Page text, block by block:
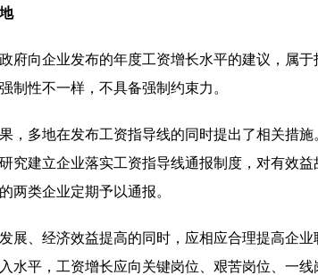
府向企业发布的年度工资增长水平的建议，属于
制性不一样，不具备强制约束力。
，多地在发布工资指导线的同时提出了相关措施
究建立企业落实工资指导线通报制度，对有效益
两类企业定期予以通报。
展、经济效益提高的同时，应相应合理提高企业
水平，工资增长应向关键岗位、艰苦岗位、一线